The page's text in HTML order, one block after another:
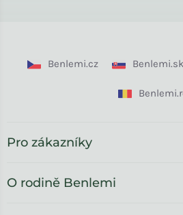
Benlemi.cz Benlemi.sk
Pro zákazníky
O rodině Benlemi